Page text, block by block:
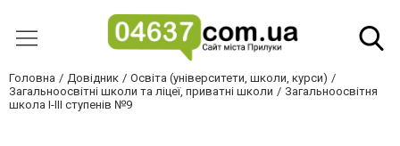
Головна Довідник
Освіта (університети, школи, курси)
Загальноосвітні школи та ліцеї, приватні школи
Загальноосвітня
школа І-ІІІ ступенів №9